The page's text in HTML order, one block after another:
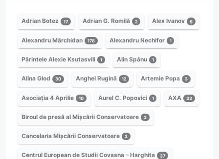
Adrian Botez 17 Adrian G. Romilă 2 Alex Ivanov 9
Alexandru Mărchidan 178 Alexandru Nechifor 1
Părintele Alexie Ksutasvili 1 Alin Spânu 1
Alina Glod 30 Anghel Rugină 12 Artemie Popa 3
Asociația 4 Aprilie 10 Aurel C. Popovici 1 AXA 33
Biroul de presă al Mișcării Conservatoare 3
Cancelaria Mișcării Conservatoare 3
Centrul European de Studii Covasna – Harghita 37